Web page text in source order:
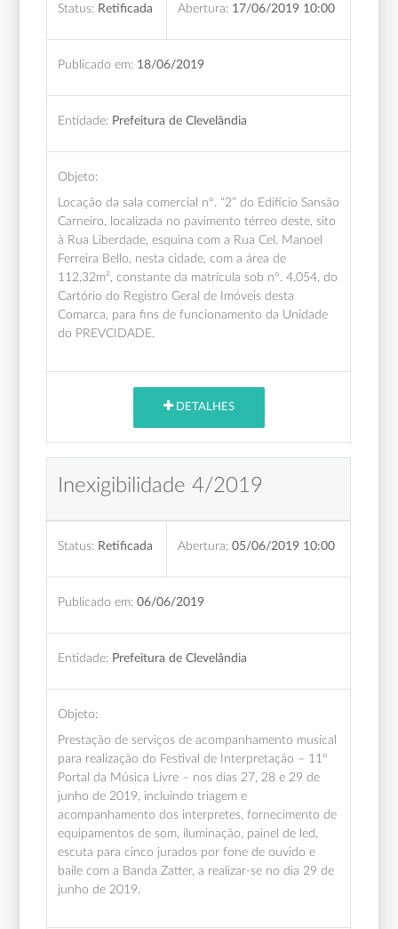
Status: Retificada Abertura: 17/06/2019 10:00
Publicado em: 18/06/2019
Entidade: Prefeitura de Clevelândia
Objeto:
Locação da sala comercial nº. “2” do Edifício Sansão
Carneiro, localizada no pavimento térreo deste, sito
à Rua Liberdade, esquina com a Rua Cel. Manoel
Ferreira Bello, nesta cidade, com a área de
112,32m², constante da matrícula sob nº. 4.054, do
Cartório do Registro Geral de Imóveis desta
Comarca, para fins de funcionamento da Unidade
do PREVCIDADE.
DETALHES
Inexigibilidade 4/2019
Status: Retificada Abertura: 05/06/2019 10:00
Publicado em: 06/06/2019
Entidade: Prefeitura de Clevelândia
Objeto:
Prestação de serviços de acompanhamento musical
para realização do Festival de Interpretação – 11º
Portal da Música Livre – nos dias 27, 28 e 29 de
junho de 2019, incluindo triagem e
acompanhamento dos interpretes, fornecimento de
equipamentos de som, iluminação, painel de led,
escuta para cinco jurados por fone de ouvido e
baile com a Banda Zatter, a realizar-se no dia 29 de
junho de 2019.